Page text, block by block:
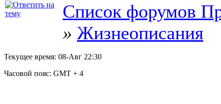
Список форумов
» Жизнеописания
Текущее время: 08-Авг 22:30
Часовой пояс: GMT + 4